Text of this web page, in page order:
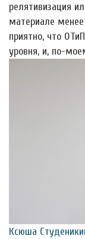
релятивизация
материале
приятно, что
уровня, и, по-
Ксюша